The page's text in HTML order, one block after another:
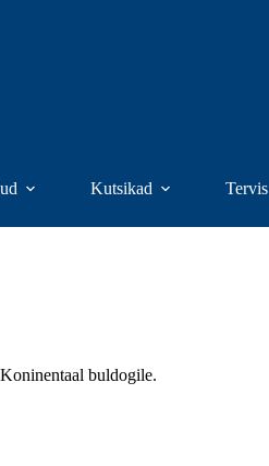
Kutsikad Tervis
buldogile.